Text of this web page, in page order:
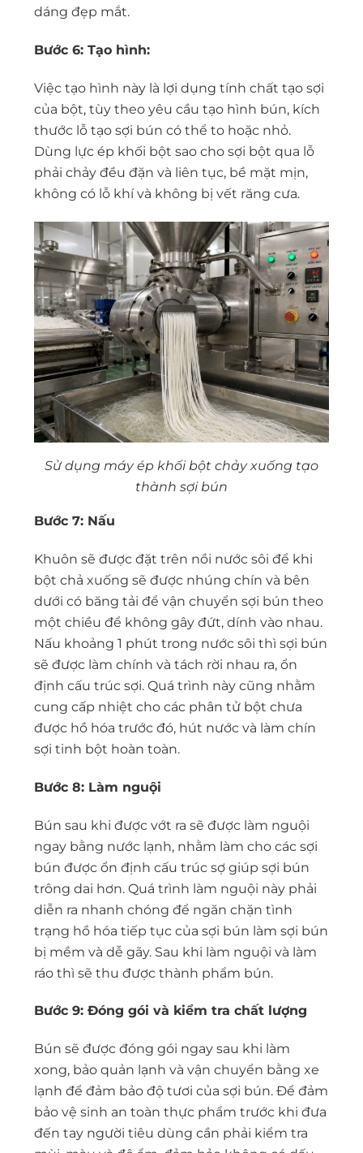
dáng đẹp mắt.
Bước 6: Tạo hình:
Việc tạo hình này là lợi dụng tính chất tạo sợi
của bột, tùy theo yêu cầu tạo hình bún, kích
thước lỗ tạo sợi bún có thể to hoặc nhỏ.
Dùng lực ép khối bột sao cho sợi bột qua lỗ
phải chảy đều đặn và liên tục, bề mặt mịn,
không có lỗ khí và không bị vết răng cưa.
Sử dụng máy ép khối bột chảy xuống tạo
thành sợi bún
Bước 7: Nấu
Khuôn sẽ được đặt trên nồi nước sôi để khi
bột chả xuống sẽ được nhúng chín và bên
dưới có băng tải để vận chuyển sợi bún theo
một chiều để không gây đứt, dính vào nhau.
Nấu khoảng 1 phút trong nước sôi thì sợi bún
sẽ được làm chính và tách rời nhau ra, ổn
định cấu trúc sợi. Quá trình này cũng nhằm
cung cấp nhiệt cho các phân tử bột chưa
được hồ hóa trước đó, hút nước và làm chín
sợi tinh bột hoàn toàn.
Bước 8: Làm nguội
Bún sau khi được vớt ra sẽ được làm nguội
ngay bằng nước lạnh, nhằm làm cho các sợi
bún được ổn định cấu trúc sợ giúp sợi bún
trông dai hơn. Quá trình làm nguội này phải
diễn ra nhanh chóng để ngăn chặn tình
trạng hồ hóa tiếp tục của sợi bún làm sợi bún
bị mềm và dễ gãy. Sau khi làm nguội và làm
ráo thì sẽ thu được thành phẩm bún.
Bước 9: Đóng gói và kiểm tra chất lượng
Bún sẽ được đóng gói ngay sau khi làm
xong, bảo quản lạnh và vận chuyển bằng xe
lạnh để đảm bảo độ tươi của sợi bún. Để đảm
bảo vệ sinh an toàn thực phẩm trước khi đưa
đến tay người tiêu dùng cần phải kiểm tra